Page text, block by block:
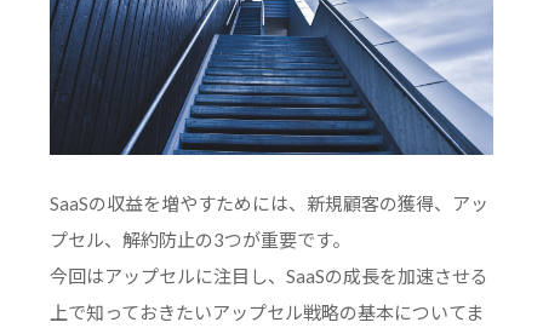
SaaSの収益を増やすためには、新規顧客の獲得、アッ
プセル、解約防止の3つが重要です。
今回はアップセルに注目し、SaaSの成長を加速させる
上で知っておきたいアップセル戦略の基本についてま